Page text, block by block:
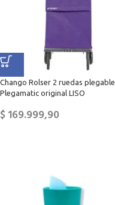
Chango Rolser 2 ruedas plegable
Plegamatic original LISO
$169.999,90